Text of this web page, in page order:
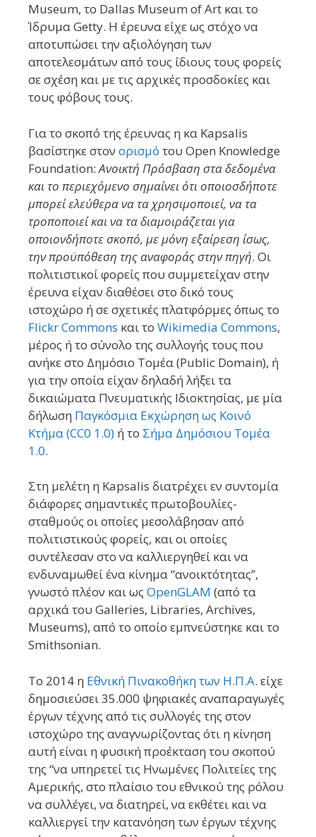
Museum, το Dallas Museum of Art και το
Ίδρυμα Getty. Η έρευνα είχε ως στόχο να
αποτυπώσει την αξιολόγηση των
αποτελεσμάτων από τους ίδιους τους φορείς
σε σχέση και με τις αρχικές προσδοκίες και
τους φόβους τους.
Για το σκοπό της έρευνας η κα Kapsalis
βασίστηκε στον ορισμό του Open Knowledge
Foundation:Ανοικτή Πρόσβαση στα δεδομένα
και το περιεχόμενο σημαίνει ότι οποιοσδήποτε
μπορεί ελεύθερα να τα χρησιμοποιεί, να τα
τροποποιεί και να τα διαμοιράζεται για
οποιονδήποτε σκοπό, με μόνη εξαίρεση ίσως,
την προϋπόθεση της αναφοράς στην πηγή. Οι
πολιτιστικοί φορείς που συμμετείχαν στην
έρευνα είχαν διαθέσει στο δικό τους
ιστοχώρο ή σε σχετικές πλατφόρμες όπως το
Flickr Commons και τo Wikimedia Commons,
μέρος ή το σύνολο της συλλογής τους που
ανήκε στο Δημόσιο Τομέα (Public Domain), ή
για την οποία είχαν δηλαδή λήξει τα
δικαιώματα Πνευματικής Ιδιοκτησίας, με μία
δήλωση Παγκόσμια Εκχώρηση ως Κοινό
Κτήμα (CC0 1.0) ή το Σήμα Δημόσιου Τομέα
1.0.
Στη μελέτη η Kapsalis διατρέχει εν συντομία
διάφορες σημαντικές πρωτοβουλίες-
σταθμούς οι οποίες μεσολάβησαν από
πολιτιστικούς φορείς, και οι οποίες
συντέλεσαν στο να καλλιεργηθεί και να
ενδυναμωθεί ένα κίνημα “ανοικτότητας”,
γνωστό πλέον και ως OpenGLAM (από τα
αρχικά του Galleries, Libraries, Archives,
Museums), από το οποίο εμπνεύστηκε και το
Smithsonian.
To 2014 η Εθνική Πινακοθήκη των Η.Π.Α. είχε
δημοσιεύσει 35.000 ψηφιακές αναπαραγωγές
έργων τέχνης από τις συλλογές της στον
ιστοχώρο της αναγνωρίζοντας ότι η κίνηση
αυτή είναι η φυσική προέκταση του σκοπού
της “να υπηρετεί τις Ηνωμένες Πολιτείες της
Αμερικής, στο πλαίσιο του εθνικού της ρόλου
να συλλέγει, να διατηρεί, να εκθέτει και να
καλλιεργεί την κατανόηση των έργων τέχνης